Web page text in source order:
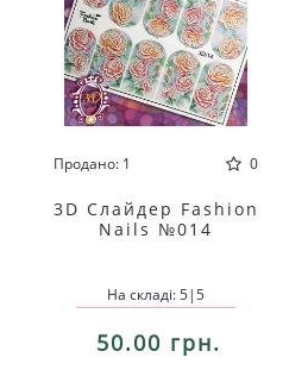
Продано: 1 0
3D Слайдер Fashion
Nails №014
На складі: 5|5
50.00 грн.